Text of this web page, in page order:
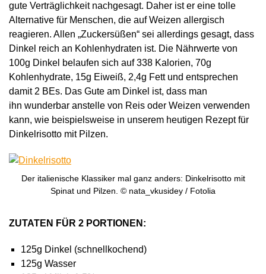
gute Verträglichkeit nachgesagt. Daher ist er eine tolle
Alternative für Menschen, die auf Weizen allergisch
reagieren. Allen „Zuckersüßen“ sei allerdings gesagt, dass
Dinkel reich an Kohlenhydraten ist. Die Nährwerte von
100g Dinkel belaufen sich auf 338 Kalorien, 70g
Kohlenhydrate, 15g Eiweiß, 2,4g Fett und entsprechen
damit 2 BEs. Das Gute am Dinkel ist, dass man
ihn wunderbar anstelle von Reis oder Weizen verwenden
kann, wie beispielsweise in unserem heutigen Rezept für
Dinkelrisotto mit Pilzen.
Der italienische Klassiker mal ganz anders: Dinkelrisotto mit
Spinat und Pilzen. © nata_vkusidey / Fotolia
ZUTATEN FÜR 2 PORTIONEN:
125g Dinkel (schnellkochend)
125g Wasser